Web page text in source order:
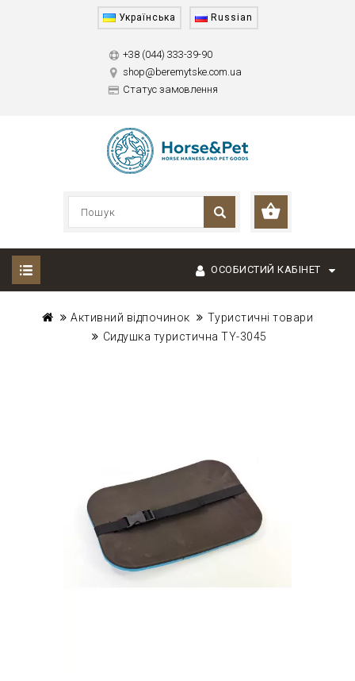
Українська Russian
+38 (044) 333-39-90
shop@beremytske.com.ua
Статус замовлення
ОСОБИСТИЙ КАБІНЕТ
Активний відпочинок
Туристичні товари
Сидушка туристична TY-3045